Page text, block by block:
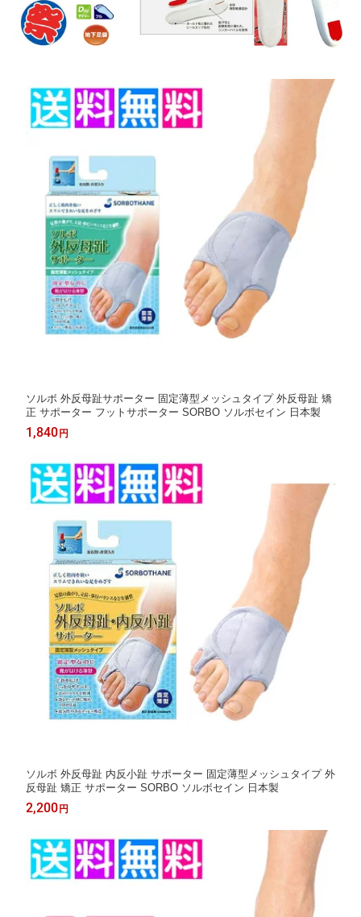
ソルボ 外反母趾サポーター 固定薄型メッシュタイプ 外反母趾 矯
正 サポーター フットサポーター SORBO ソルボセイン 日本製
1,840 円
ソルボ 外反母趾 内反小趾 サポーター 固定薄型メッシュタイプ 外
反母趾 矯正 サポーター SORBO ソルボセイン 日本製
2,200 円